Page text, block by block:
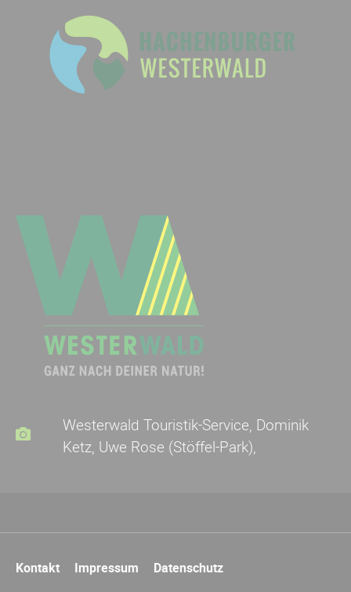
Westerwald Touristik-Service, Dominik
Ketz, Uwe Rose (Stöffel-Park),
überspringen
Kontakt Impressum Datenschutz